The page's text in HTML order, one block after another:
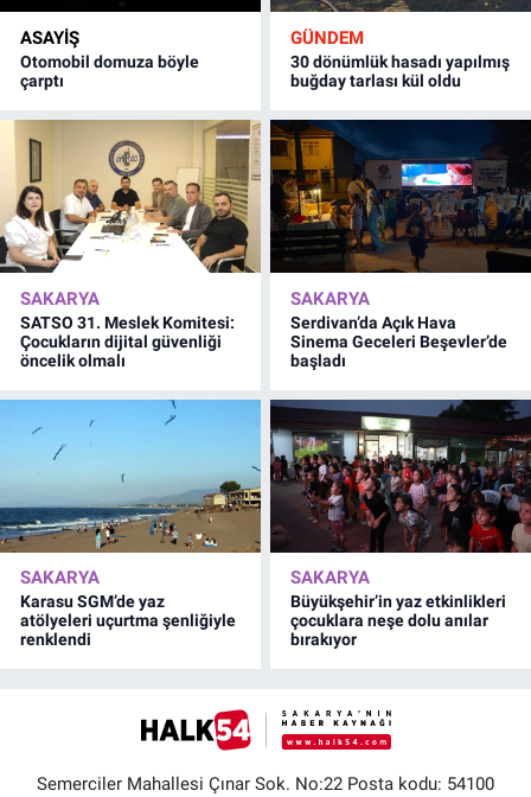
ASAYİŞ
Otomobil domuza böyle
çarptı
GÜNDEM
30 dönümlük hasadı yapılmış
buğday tarlası kül oldu
SAKARYA
SATSO 31. Meslek Komitesi:
Çocukların dijital güvenliği
öncelik olmalı
SAKARYA
Serdivan’da Açık Hava
Sinema Geceleri Beşevler’de
başladı
SAKARYA
Karasu SGM’de yaz
atölyeleri uçurtma şenliğiyle
renklendi
SAKARYA
Büyükşehir’in yaz etkinlikleri
çocuklara neşe dolu anılar
bırakıyor
Semerciler Mahallesi Çınar Sok. No:22 Posta kodu: 54100